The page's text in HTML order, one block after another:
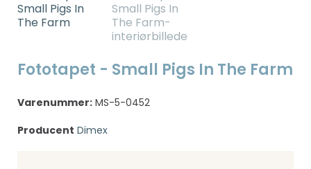
Fototapet - Small Pigs In The Farm
Varenummer: MS-5-0452
Producent Dimex